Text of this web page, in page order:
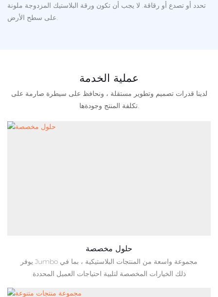
تحدد أو تصدع أو رقاقة. لا يجب أن تكون ورقة البلاستيك المزدوجة ملونة
عملية الخدمة
لدينا قدرات تصميم وتطوير مستقلة ، ونحافظ على سيطرة صارمة على
تكلفة المنتج وجودةها.
حلول مخصصة
يوفر Jumbo مجموعة واسعة من المنتجات البلاستيكية ، بما في
ذلك الخيارات المخصصة لتلبية احتياجات العميل المحددة